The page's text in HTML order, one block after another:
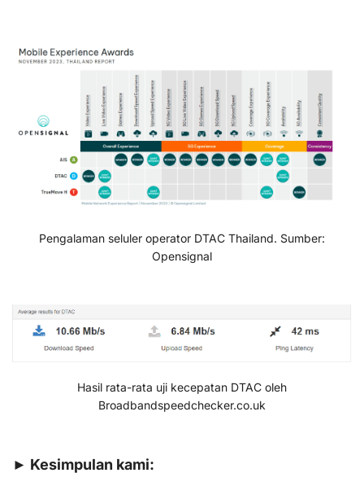
Pengalaman seluler operator DTAC Thailand. Sumber:
Opensignal
Hasil rata-rata uji kecepatan DTAC oleh
Broadbandspeedchecker.co.uk
► Kesimpulan kami: